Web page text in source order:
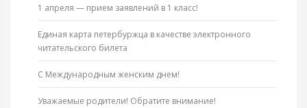
1 апреля — прием заявлений в 1 класс!
Единая карта петербуржца в качестве электронного
читательского билета
С Международным женским днем!
Уважаемые родители! Обратите внимание!